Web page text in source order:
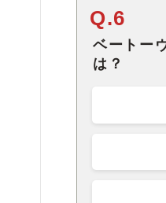
Q.6
ベートー
は？